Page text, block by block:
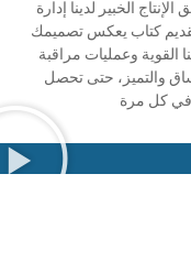
الخبير لدينا إدارة
كتاب يعكس تصميمك
القوية وعمليات مراقبة
والتميز، حتى تحصل